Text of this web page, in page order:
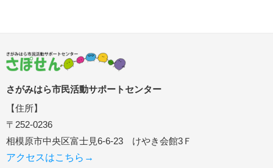
さがみはら市民活動サポートセンター
【住所】
〒252-0236
相模原市中央区富士見6-6-23 けやき会館3Ｆ
アクセスはこちら→